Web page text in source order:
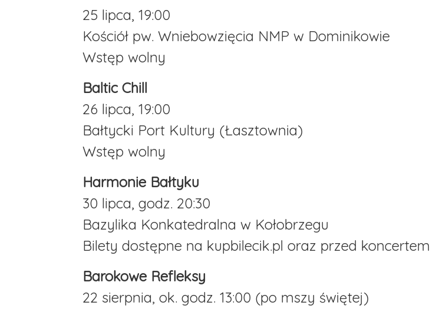
25 lipca, 19:00
Kościół pw. Wniebowzięcia NMP w Dominikowie
Wstęp wolny
Baltic Chill
26 lipca, 19:00
Bałtycki Port Kultury (Łasztownia)
Wstęp wolny
Harmonie Bałtyku
30 lipca, godz. 20:30
Bazylika Konkatedralna w Kołobrzegu
Bilety dostępne na kupbilecik.pl oraz przed koncertem
Barokowe Refleksy
22 sierpnia, ok. godz. 13:00 (po mszy świętej)